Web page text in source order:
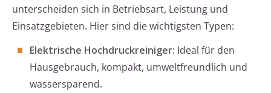
unterscheiden sich in Betriebsart, Leistung und
Einsatzgebieten. Hier sind die wichtigsten Typen:
Elektrische Hochdruckreiniger: Ideal für den
Hausgebrauch, kompakt, umweltfreundlich und
wassersparend.